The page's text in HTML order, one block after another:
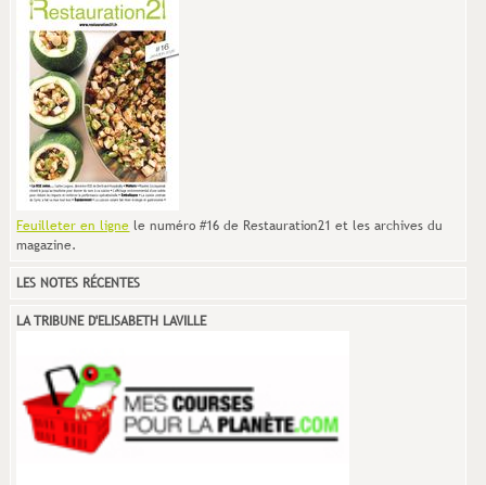
Feuilleter en ligne le numéro #16 de Restauration21 et les archives du
magazine.
LES NOTES RÉCENTES
LA TRIBUNE D'ELISABETH LAVILLE